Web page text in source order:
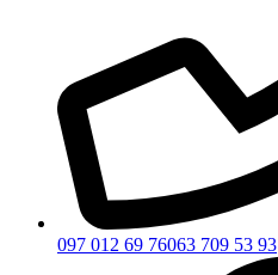
097 012 69 76063 709 53 93